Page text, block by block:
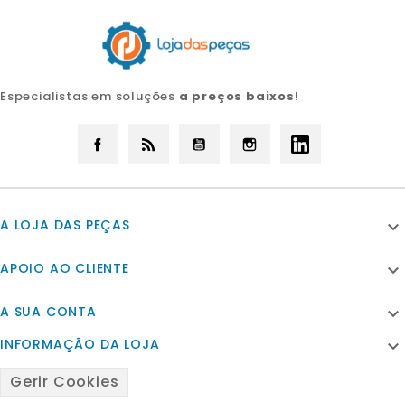
Especialistas em soluções a preços baixos!
Facebook YouTube Instagram
A LOJA DAS PEÇAS 
APOIO AO CLIENTE 
A SUA CONTA 
INFORMAÇÃO DA LOJA 
Gerir Cookies